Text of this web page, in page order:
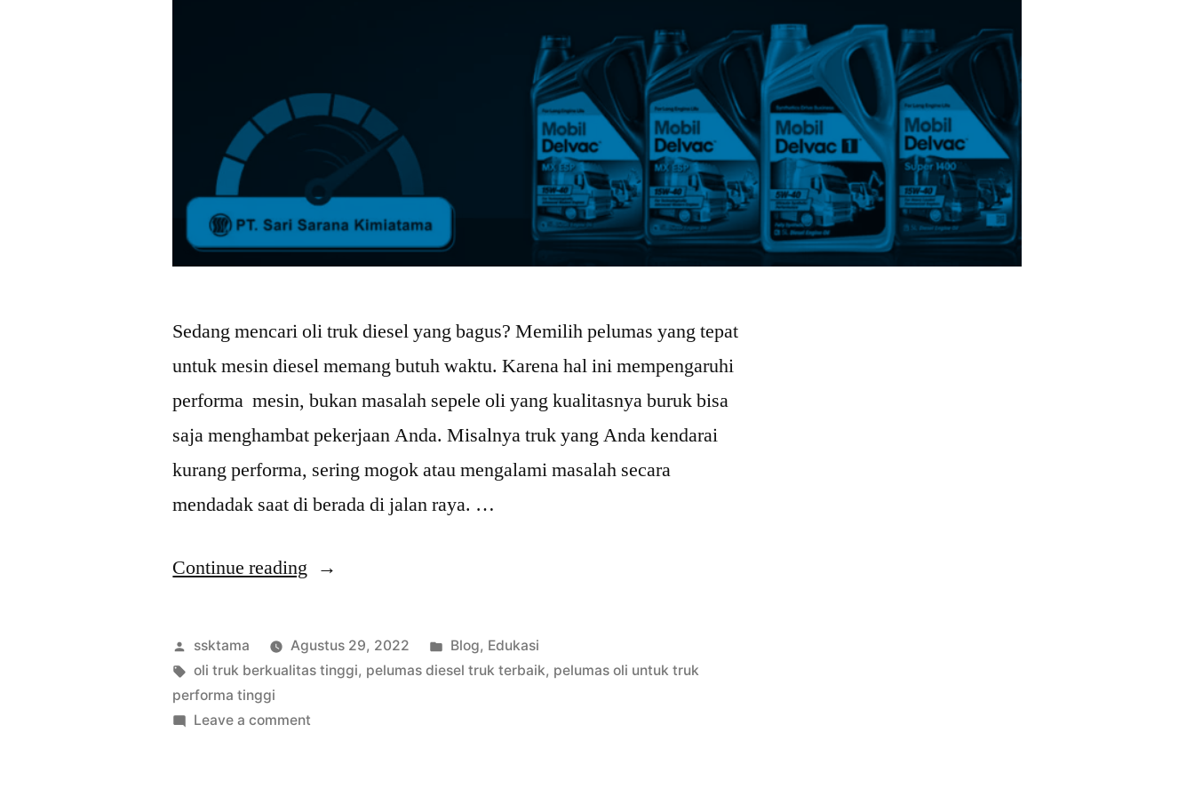
Sedang mencari oli truk diesel yang bagus? Memilih pelumas yang tepat
untuk mesin diesel memang butuh waktu. Karena hal ini mempengaruhi
performa mesin, bukan masalah sepele oli yang kualitasnya buruk bisa
saja menghambat pekerjaan Anda. Misalnya truk yang Anda kendarai
kurang performa, sering mogok atau mengalami masalah secara
mendadak saat di berada di jalan raya. …
Continue reading “5
Memilih
Oli
Posted
by
ssktama Agustus 29, 2022
Posted
in
Blog, Edukasi
Tags:
oli truk berkualitas tinggi, pelumas diesel truk terbaik, pelumas oli untuk truk
performa tinggi
Leave a comment